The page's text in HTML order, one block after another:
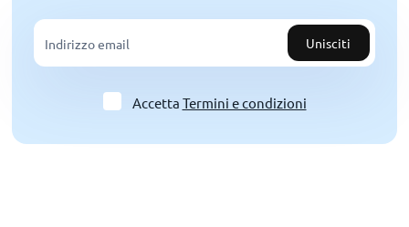
Unisciti
Accetta Termini e condizioni